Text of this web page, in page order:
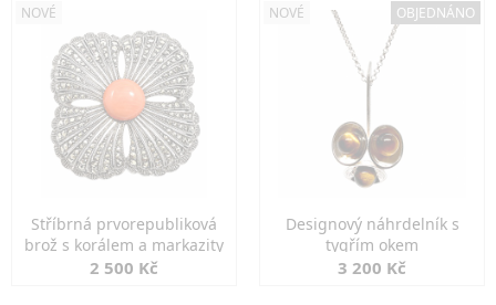
NOVÉ
Stříbrná prvorepubliková
brož s korálem a markazity
2 500 Kč
NOVÉ OBJEDNÁNO
Designový náhrdelník s
tygřím okem
3 200 Kč